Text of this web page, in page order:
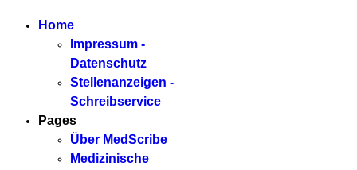
Home
Impressum -
Datenschutz
Stellenanzeigen -
Schreibservice
Pages
Über MedScribe
Medizinische